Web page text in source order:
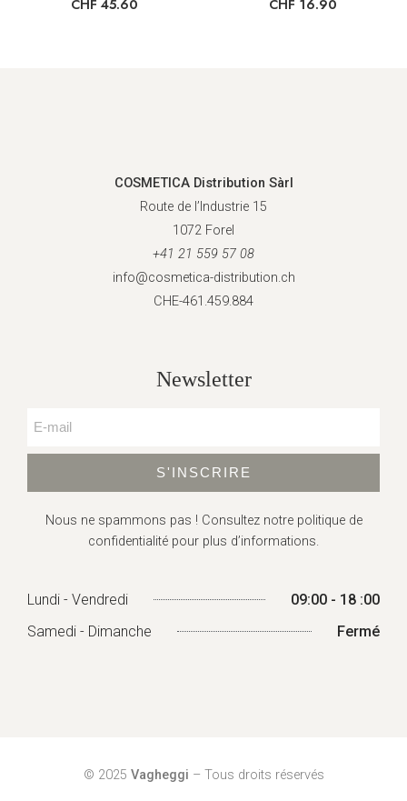
CHF 45.60 CHF 16.90
COSMETICA Distribution Sàrl
Route de l’Industrie 15
1072 Forel
+41 21 559 57 08
info@cosmetica-distribution.ch
CHE-461.459.884
Newsletter
S'INSCRIRE
Nous ne spammons pas ! Consultez notre politique de
confidentialité pour plus d’informations.
Lundi - Vendredi
09:00 - 18 :00
Samedi - Dimanche
Fermé
© 2025 Vagheggi – Tous droits réservés